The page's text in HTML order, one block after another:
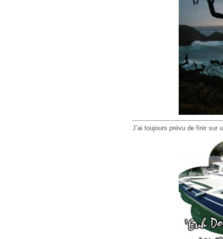
J’ai toujours prévu de finir sur